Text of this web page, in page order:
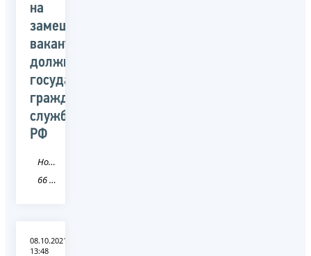
на
замещение
вакантных
должностей
государственной
гражданской
службы
РФ
Новость
66 Свердловская область
08.10.2021
13:48